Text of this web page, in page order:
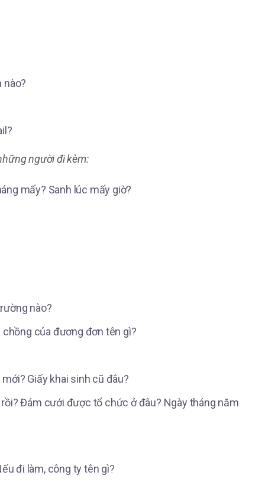
nào?
người đi kèm:
mấy? Sanh lúc mấy giờ?
nào?
của đương đơn tên gì?
Giấy khai sinh cũ đâu?
Đám cưới được tổ chức ở đâu? Ngày tháng năm
đi làm, công ty tên gì?